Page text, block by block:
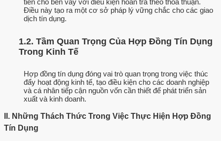
tiền cho bên vay với điều kiện hoàn trả theo thỏa thuận.
Điều này tạo ra một cơ sở pháp lý vững chắc cho các giao
dịch tín dụng.
1.2. Tầm Quan Trọng Của Hợp Đồng Tín Dụng
Trong Kinh Tế
Hợp đồng tín dụng đóng vai trò quan trọng trong việc thúc
đẩy hoạt động kinh tế, tạo điều kiện cho các doanh nghiệp
và cá nhân tiếp cận nguồn vốn cần thiết để phát triển sản
xuất và kinh doanh.
II. Những Thách Thức Trong Việc Thực Hiện Hợp Đồng
Tín Dụng